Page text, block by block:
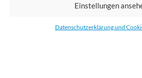
Einstellungen
Datenschutzerklärung und
Bestellen Sie gedruckte Werbemittel online
und Aufkleber. Wir liefern unsere